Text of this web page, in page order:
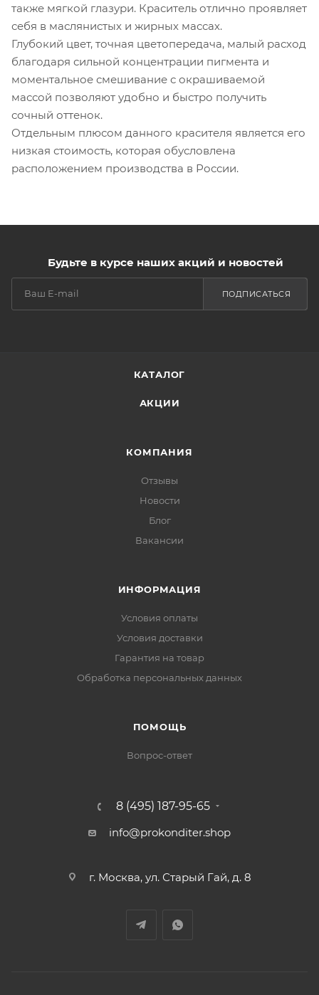
также мягкой глазури. Краситель отлично проявляет
себя в маслянистых и жирных массах.
Глубокий цвет, точная цветопередача, малый расход
благодаря сильной концентрации пигмента и
моментальное смешивание с окрашиваемой
массой позволяют удобно и быстро получить
сочный оттенок.
Отдельным плюсом данного красителя является его
низкая стоимость, которая обусловлена
расположением производства в России.
Будьте в курсе наших акций и новостей
ПОДПИСАТЬСЯ
КАТАЛОГ
АКЦИИ
КОМПАНИЯ
Отзывы
Новости
Блог
Вакансии
ИНФОРМАЦИЯ
Условия оплаты
Условия доставки
Гарантия на товар
Обработка персональных данных
ПОМОЩЬ
Вопрос-ответ
8 (495) 187-95-65
info@prokonditer.shop
г. Москва, ул. Старый Гай, д. 8